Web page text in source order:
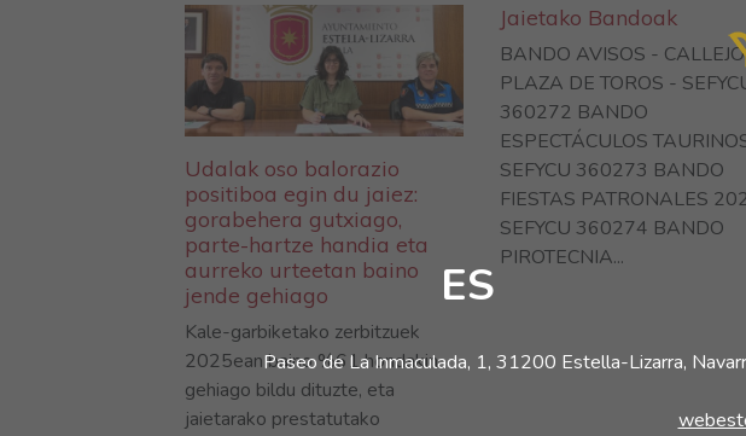
ES
Paseo de La Inmaculada, 1, 31200 Estella-Lizarra,
Udalak oso balorazio
positiboa egin du jaiez:
gorabehera gutxiago,
parte-hartze handia eta
aurreko urteetan baino
jende gehiago
Kale-garbiketako zerbitzuek
2025ean baino %61 hondakin
gehiago bildu dituzte, eta
jaietarako prestatutako
Jaietako Bandoak
BANDO AVISOS -
PLAZA DE TOROS -
360272 BANDO
ESPECTÁCULOS TAURINOS
SEFYCU 360273 BANDO
FIESTAS PATRONALES
SEFYCU 360274 BANDO
PIROTECNIA...